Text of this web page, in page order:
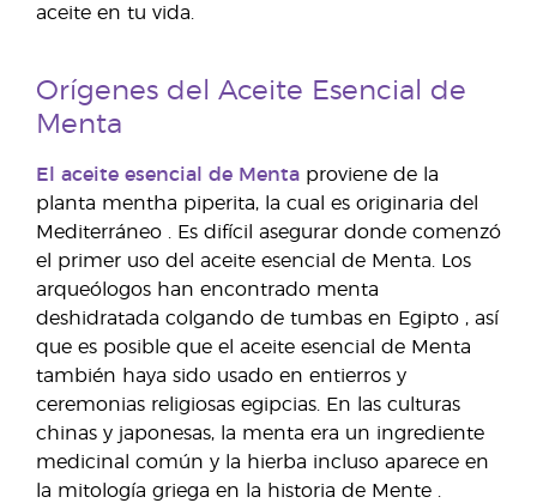
aceite en tu vida.
Orígenes del Aceite Esencial de
Menta
El aceite esencial de Menta proviene de la
planta mentha piperita, la cual es originaria del
Mediterráneo . Es difícil asegurar donde comenzó
el primer uso del aceite esencial de Menta. Los
arqueólogos han encontrado menta
deshidratada colgando de tumbas en Egipto , así
que es posible que el aceite esencial de Menta
también haya sido usado en entierros y
ceremonias religiosas egipcias. En las culturas
chinas y japonesas, la menta era un ingrediente
medicinal común y la hierba incluso aparece en
la mitología griega en la historia de Mente .